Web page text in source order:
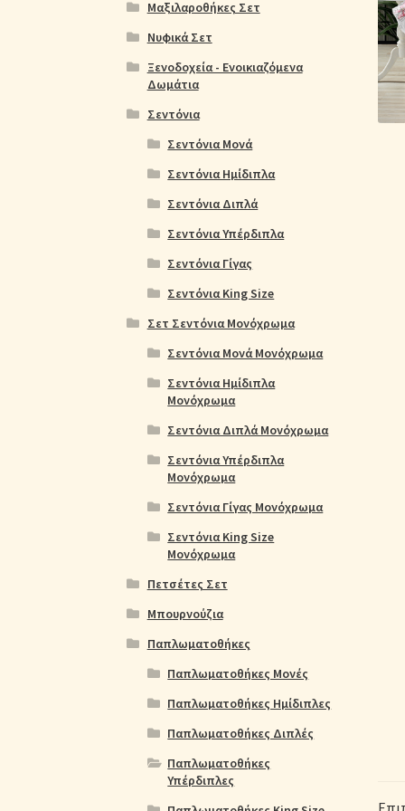
Πολιτική cookie
Μαξιλαροθήκες Σετ
Νυφικά Σετ
Ξενοδοχεία - Ενοικιαζόμενα
Δωμάτια
Σεντόνια
Σεντόνια Μονά
Σεντόνια Ημίδιπλα
Σεντόνια Διπλά
Σεντόνια Υπέρδιπλα
Σεντόνια Γίγας
Σεντόνια King Size
Σετ Σεντόνια Μονόχρωμα
Σεντόνια Μονά Μονόχρωμα
Σεντόνια Ημίδιπλα
Μονόχρωμα
Σεντόνια Διπλά Μονόχρωμα
Σεντόνια Υπέρδιπλα
Μονόχρωμα
Σεντόνια Γίγας Μονόχρωμα
Σεντόνια King Size
Μονόχρωμα
Πετσέτες Σετ
Μπουρνούζια
Παπλωματοθήκες
Παπλωματοθήκες Μονές
Παπλωματοθήκες Ημίδιπλες
Παπλωματοθήκες Διπλές
Παπλωματοθήκες
Υπέρδιπλες